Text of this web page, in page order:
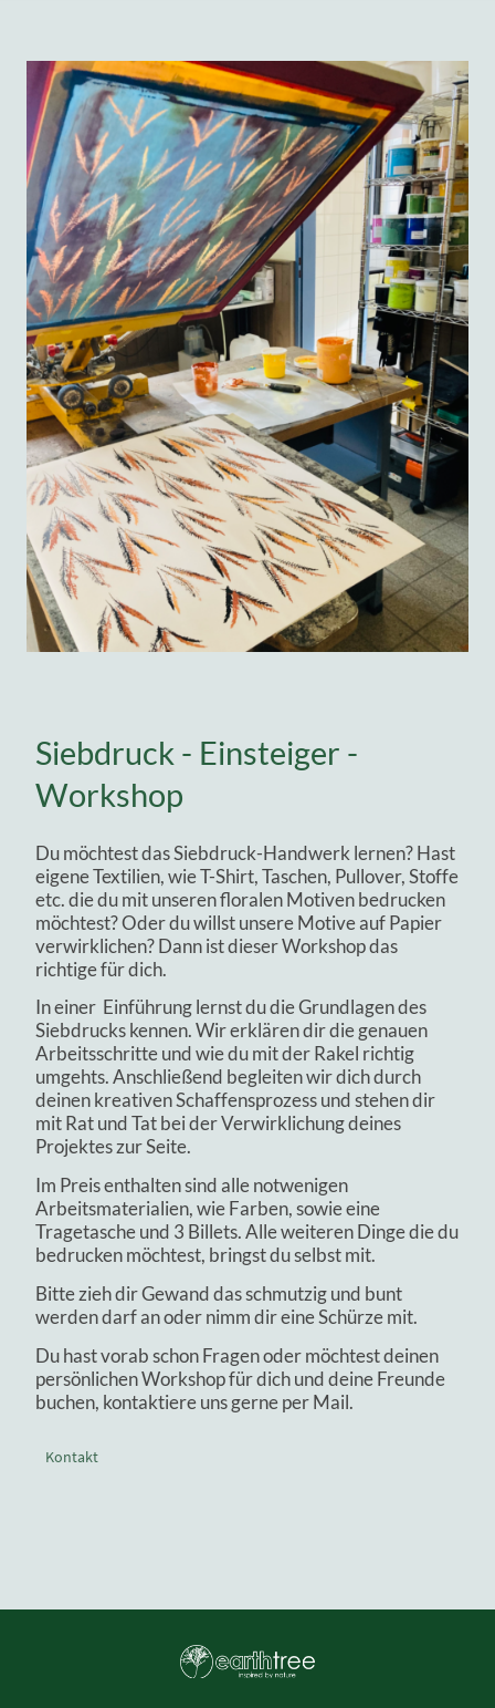
Siebdruck - Einsteiger -
Workshop
Du möchtest das Siebdruck-Handwerk lernen? Hast
eigene Textilien, wie T-Shirt, Taschen, Pullover, Stoffe
etc. die du mit unseren floralen Motiven bedrucken
möchtest? Oder du willst unsere Motive auf Papier
verwirklichen? Dann ist dieser Workshop das
richtige für dich.
In einer Einführung lernst du die Grundlagen des
Siebdrucks kennen. Wir erklären dir die genauen
Arbeitsschritte und wie du mit der Rakel richtig
umgehts. Anschließend begleiten wir dich durch
deinen kreativen Schaffensprozess und stehen dir
mit Rat und Tat bei der Verwirklichung deines
Projektes zur Seite.
Im Preis enthalten sind alle notwenigen
Arbeitsmaterialien, wie Farben, sowie eine
Tragetasche und 3 Billets. Alle weiteren Dinge die du
bedrucken möchtest, bringst du selbst mit.
Bitte zieh dir Gewand das schmutzig und bunt
werden darf an oder nimm dir eine Schürze mit.
Du hast vorab schon Fragen oder möchtest deinen
persönlichen Workshop für dich und deine Freunde
buchen, kontaktiere uns gerne per Mail.
Kontakt